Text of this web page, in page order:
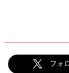
フォ